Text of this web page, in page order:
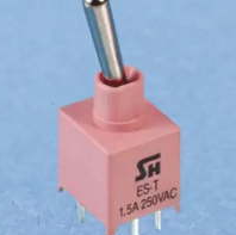
Tactile Étanche